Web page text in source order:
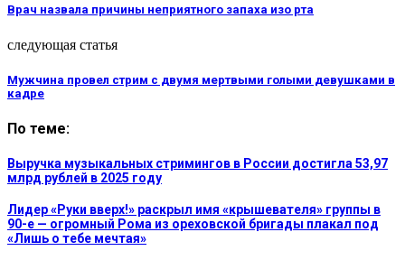
Врач назвала причины неприятного запаха изо рта
следующая статья
Мужчина провел стрим с двумя мертвыми голыми девушками в
кадре
По теме:
Выручка музыкальных стримингов в России достигла 53,97
млрд рублей в 2025 году
Лидер «Руки вверх!» раскрыл имя «крышевателя» группы в
90-е — огромный Рома из ореховской бригады плакал под
«Лишь о тебе мечтая»